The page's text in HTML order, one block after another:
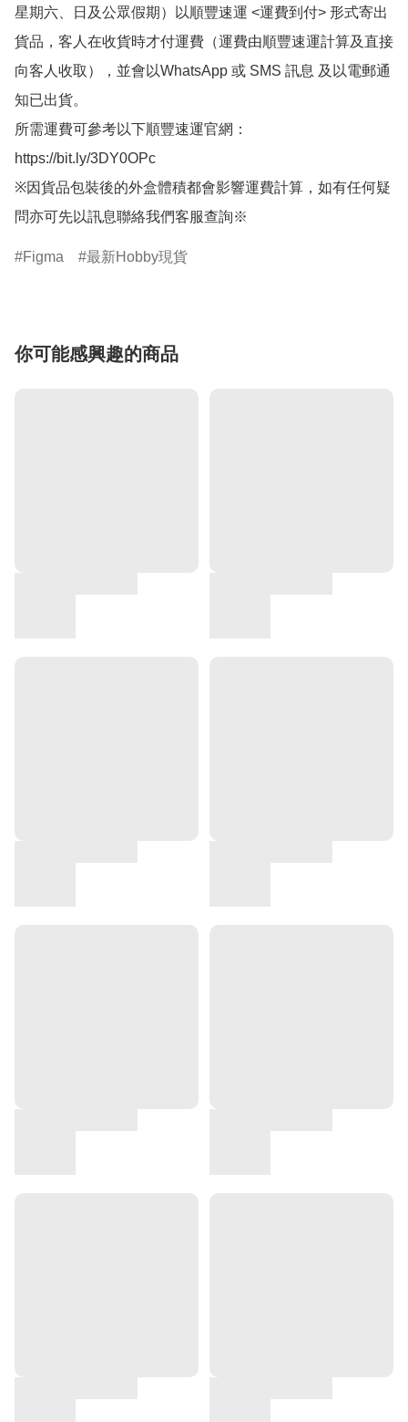
星期六、日及公眾假期）以順豐速運 <運費到付> 形式寄出
貨品，客人在收貨時才付運費（運費由順豐速運計算及直接
向客人收取），並會以WhatsApp 或 SMS 訊息 及以電郵通
知已出貨。
所需運費可參考以下順豐速運官網：
https://bit.ly/3DY0OPc
※因貨品包裝後的外盒體積都會影響運費計算，如有任何疑
問亦可先以訊息聯絡我們客服查詢※
Figma 最新Hobby現貨
你可能感興趣的商品